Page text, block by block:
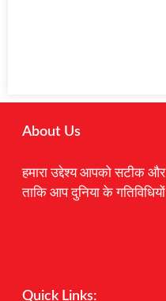
About Us
हमारा उद्देश्य आपको सटीक
ताकि आप दुनिया के
Quick Links: